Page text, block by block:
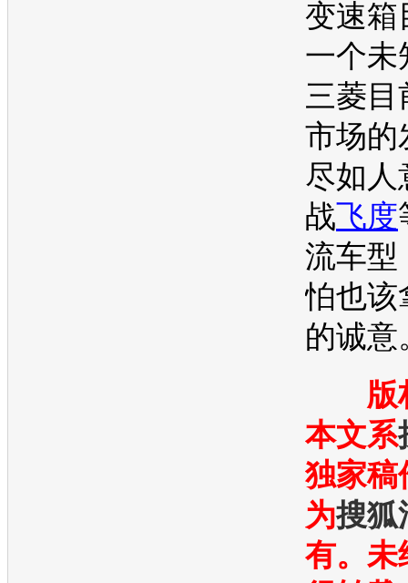
变速箱
一个未
三菱
市场的
尽如人
战飞度
流车型
怕也该
的诚意
版
本文系
独家稿
为搜狐
有。未